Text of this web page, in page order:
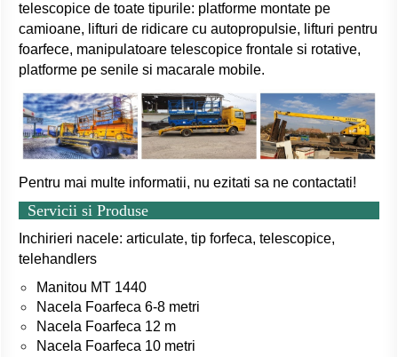
telescopice de toate tipurile: platforme montate pe
camioane, lifturi de ridicare cu autopropulsie, lifturi pentru
foarfece, manipulatoare telescopice frontale si rotative,
platforme pe senile si macarale mobile.
Pentru mai multe informatii, nu ezitati sa ne contactati!
Servicii si Produse
Inchirieri nacele: articulate, tip forfeca, telescopice,
telehandlers
Manitou MT 1440
Nacela Foarfeca 6-8 metri
Nacela Foarfeca 12 m
Nacela Foarfeca 10 metri